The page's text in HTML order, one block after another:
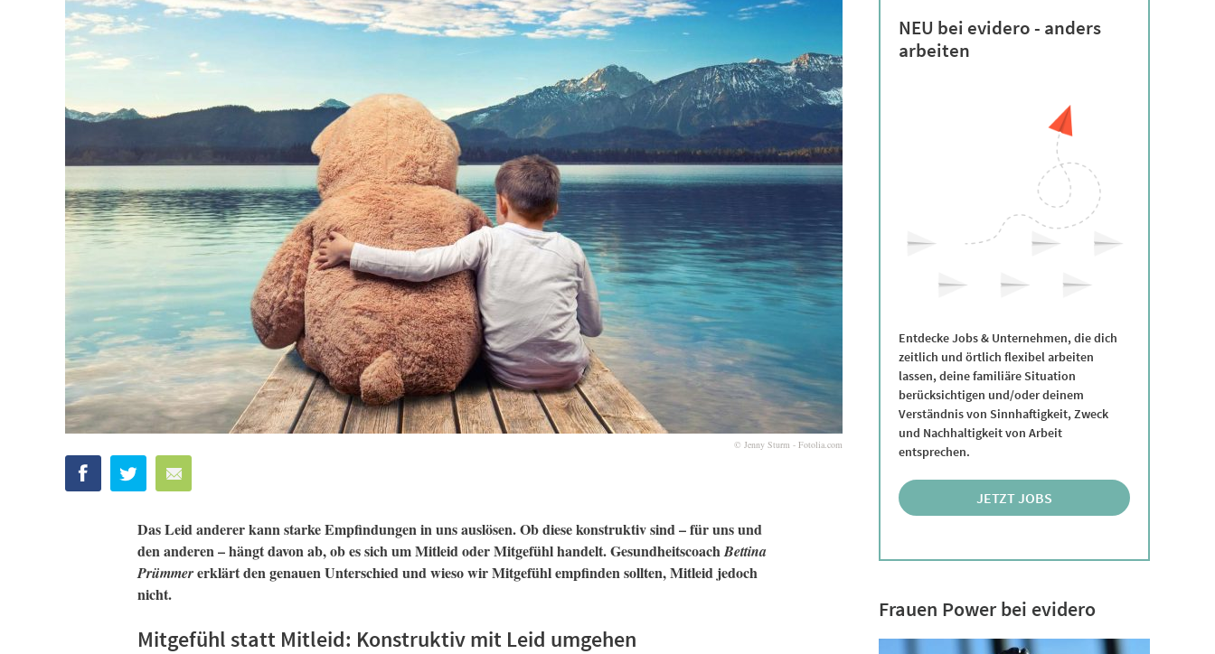
© Jenny Sturm - Fotolia.com
Das Leid anderer kann starke Empfindungen in uns auslösen. Ob diese konstruktiv sind – für uns und
den anderen – hängt davon ab, ob es sich um Mitleid oder Mitgefühl handelt. GesundheitscoachBettina
Prümmererklärt den genauen Unterschied und wieso wir Mitgefühl empfinden sollten, Mitleid jedoch
nicht.
Mitgefühl statt Mitleid: Konstruktiv mit Leid umgehen
NEU bei evidero - anders
arbeiten
Entdecke Jobs & Unternehmen, die dich
zeitlich und örtlich flexibel arbeiten
lassen, deine familiäre Situation
berücksichtigen und/oder deinem
Verständnis von Sinnhaftigkeit, Zweck
und Nachhaltigkeit von Arbeit
entsprechen.
JETZT JOBS
Frauen Power bei evidero